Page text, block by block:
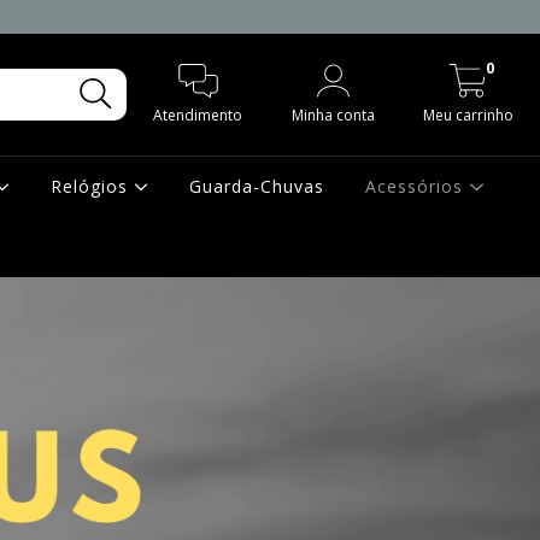
Atendimento Minha conta Meu carrinho
0
Relógios Guarda-Chuvas Acessórios